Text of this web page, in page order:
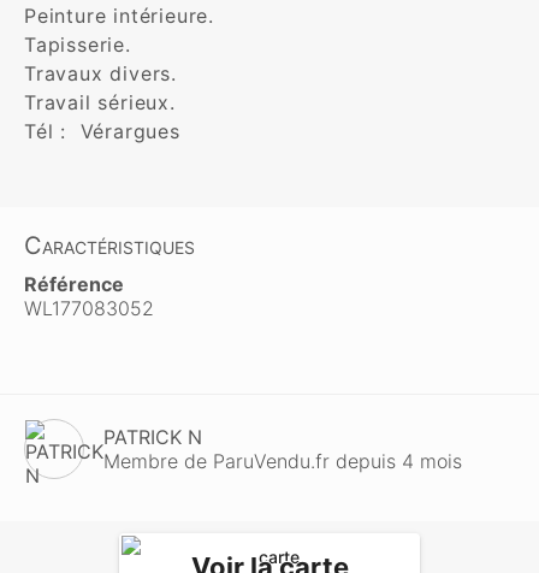
Peinture intérieure.
Tapisserie.
Travaux divers.
Travail sérieux.
Tél :  Vérargues
Caractéristiques
Référence
WL177083052
PATRICK N
Membre de ParuVendu.fr depuis 4 mois
Voir la carte